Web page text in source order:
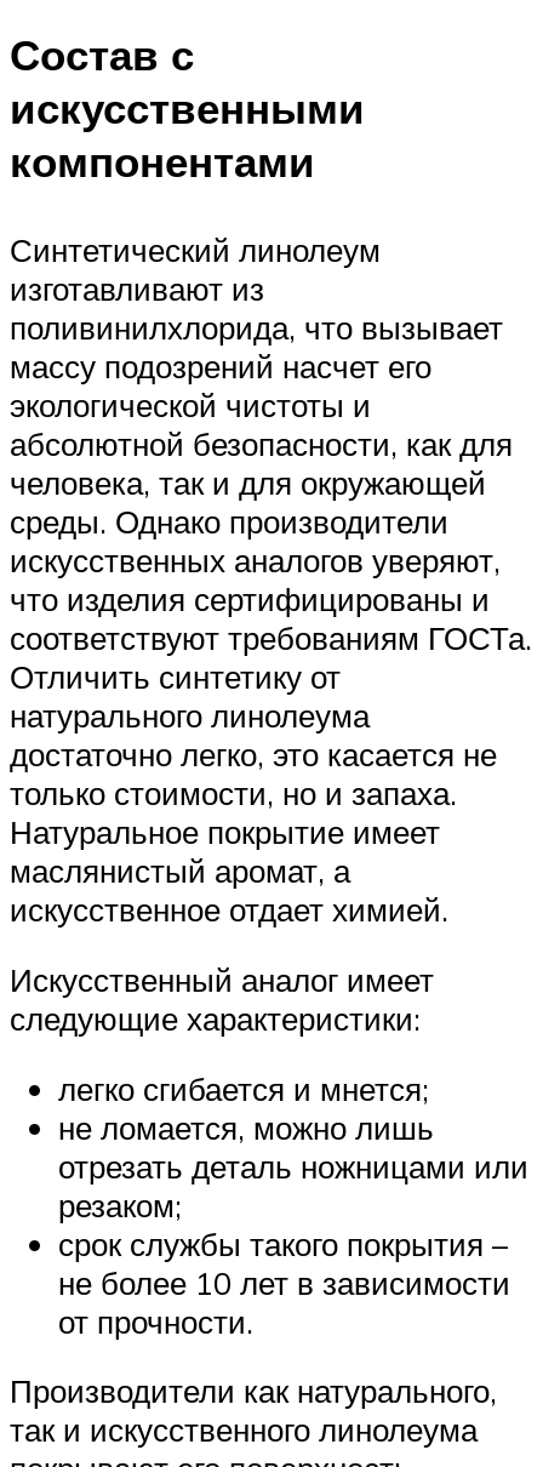
Состав с
искусственными
компонентами
Синтетический линолеум
изготавливают из
поливинилхлорида, что вызывает
массу подозрений насчет его
экологической чистоты и
абсолютной безопасности, как для
человека, так и для окружающей
среды. Однако производители
искусственных аналогов уверяют,
что изделия сертифицированы и
соответствуют требованиям ГОСТа.
Отличить синтетику от
натурального линолеума
достаточно легко, это касается не
только стоимости, но и запаха.
Натуральное покрытие имеет
маслянистый аромат, а
искусственное отдает химией.
Искусственный аналог имеет
следующие характеристики:
легко сгибается и мнется;
не ломается, можно лишь
отрезать деталь ножницами или
резаком;
срок службы такого покрытия –
не более 10 лет в зависимости
от прочности.
Производители как натурального,
так и искусственного линолеума